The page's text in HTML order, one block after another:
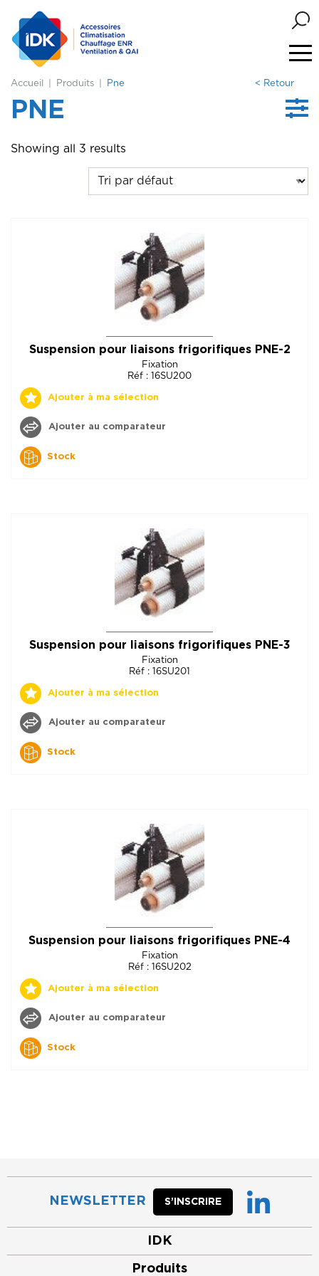
Accueil Produits Pne < Retour
PNE
Showing all 3 results
Suspension pour liaisons frigorifiques PNE-2
Fixation
Réf : 16SU200
Ajouter à ma sélection
Ajouter au comparateur
Stock
Suspension pour liaisons frigorifiques PNE-3
Fixation
Réf : 16SU201
Ajouter à ma sélection
Ajouter au comparateur
Stock
Suspension pour liaisons frigorifiques PNE-4
Fixation
Réf : 16SU202
Ajouter à ma sélection
Ajouter au comparateur
Stock
NEWSLETTER S’INSCRIRE
IDK
Produits